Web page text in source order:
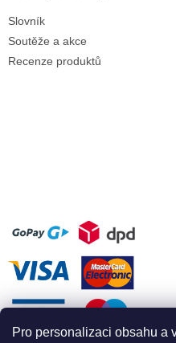
Pro personalizaci obsahu a
Slovník
Soutěže a akce
Recenze produktů